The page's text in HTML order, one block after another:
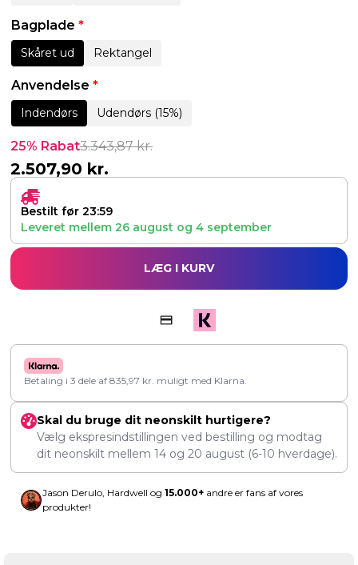
Bagplade *
Skåret ud Rektangel
Anvendelse *
Indendørs Udendørs (15%)
25% Rabat3.343,87kr.
2.507,90 kr.
Bestilt før 23:59
Leveret mellem 26 august og 4 september
LÆG I KURV
Betaling i 3 dele af 835,97 kr. muligt med Klarna.
Skal du bruge dit neonskilt hurtigere?
Vælg ekspresindstillingen ved bestilling og modtag
dit neonskilt mellem 14 og 20 august (6-10 hverdage).
Jason Derulo, Hardwell og 15.000+ andre er fans af vores
produkter!